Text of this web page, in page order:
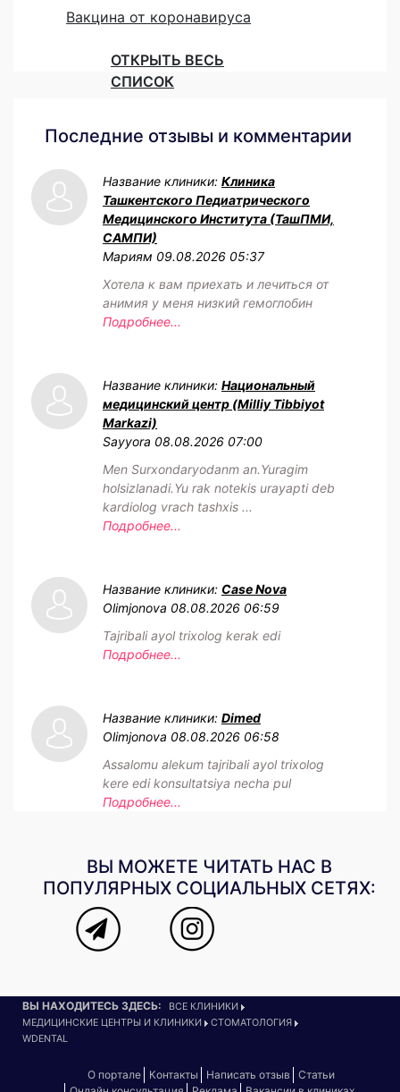
Вакцина от коронавируса
ОТКРЫТЬ ВЕСЬ
СПИСОК
Последние отзывы и комментарии
Название клиники: Клиника
Ташкентского Педиатрического
Медицинского Института (ТашПМИ,
САМПИ)
Мариям 09.08.2026 05:37
Хотела к вам приехать и лечиться от
анимия у меня низкий гемоглобин
Подробнее...
Название клиники: Национальный
медицинский центр (Milliy Tibbiyot
Markazi)
Sayyora 08.08.2026 07:00
Men Surxondaryodanm an.Yuragim
holsizlanadi.Yu rak notekis urayapti deb
kardiolog vrach tashxis ...
Подробнее...
Название клиники: Case Nova
Olimjonova 08.08.2026 06:59
Tajribali ayol trixolog kerak edi
Подробнее...
Название клиники: Dimed
Olimjonova 08.08.2026 06:58
Assalomu alekum tajribali ayol trixolog
kere edi konsultatsiya necha pul
Подробнее...
ВЫ МОЖЕТЕ ЧИТАТЬ НАС В
ПОПУЛЯРНЫХ СОЦИАЛЬНЫХ СЕТЯХ:
ВЫ НАХОДИТЕСЬ ЗДЕСЬ:
ВСЕ КЛИНИКИ
МЕДИЦИНСКИЕ ЦЕНТРЫ И КЛИНИКИ
СТОМАТОЛОГИЯ
WDENTAL
О портале Контакты Написать отзыв
Статьи